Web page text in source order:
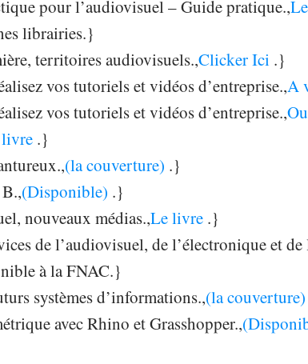
pour l’audiovisuel – Guide pratique.,
librairies.}
territoires audiovisuels.,Clicker Ici .}
vos tutoriels et vidéos d’entreprise.,A
vos tutoriels et vidéos d’entreprise.,
.}
(la couverture) .}
(Disponible) .}
nouveaux médias.,Le livre .}
de l’audiovisuel, de l’électronique et de
à la FNAC.}
systèmes d’informations.,(la couverture)
avec Rhino et Grasshopper.,